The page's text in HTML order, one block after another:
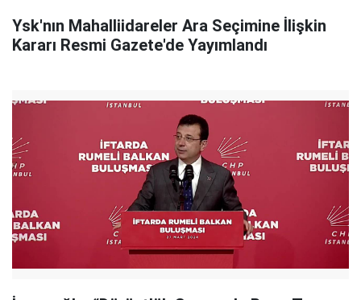
Ysk'nın Mahalliidareler Ara Seçimine İlişkin
Kararı Resmi Gazete'de Yayımlandı